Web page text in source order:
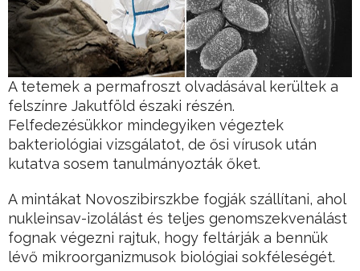
A tetemek a permafroszt olvadásával kerültek a
felszínre Jakutföld északi részén.
Felfedezésükkor mindegyiken végeztek
bakteriológiai vizsgálatot, de ősi vírusok után
kutatva sosem tanulmányozták őket.
A mintákat Novoszibirszkbe fogják szállítani, ahol
nukleinsav-izolálást és teljes genomszekvenálást
fognak végezni rajtuk, hogy feltárják a bennük
lévő mikroorganizmusok biológiai sokféleségét.